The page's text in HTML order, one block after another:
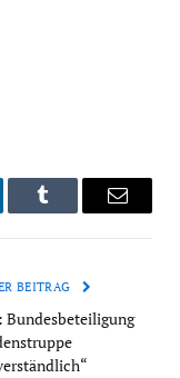
Tumblr Email
BEITRAG
Bundesbeteiligung